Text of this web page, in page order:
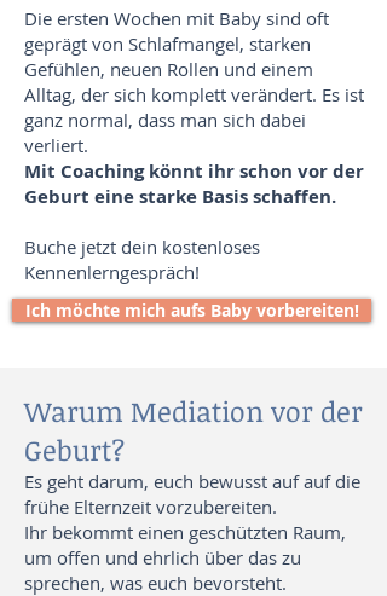
Die ersten Wochen mit Baby sind oft
geprägt von Schlafmangel, starken
Gefühlen, neuen Rollen und einem
Alltag, der sich komplett verändert. Es ist
ganz normal, dass man sich dabei
verliert.
Mit Coaching könnt ihr schon vor der
Geburt eine starke Basis schaffen.
Buche jetzt dein kostenloses
Kennenlerngespräch!
Ich möchte mich aufs Baby vorbereiten!
Warum Mediation vor der
Geburt?
Es geht darum, euch bewusst auf auf die
frühe Elternzeit vorzubereiten.
Ihr bekommt einen geschützten Raum,
um offen und ehrlich über das zu
sprechen, was euch bevorsteht.